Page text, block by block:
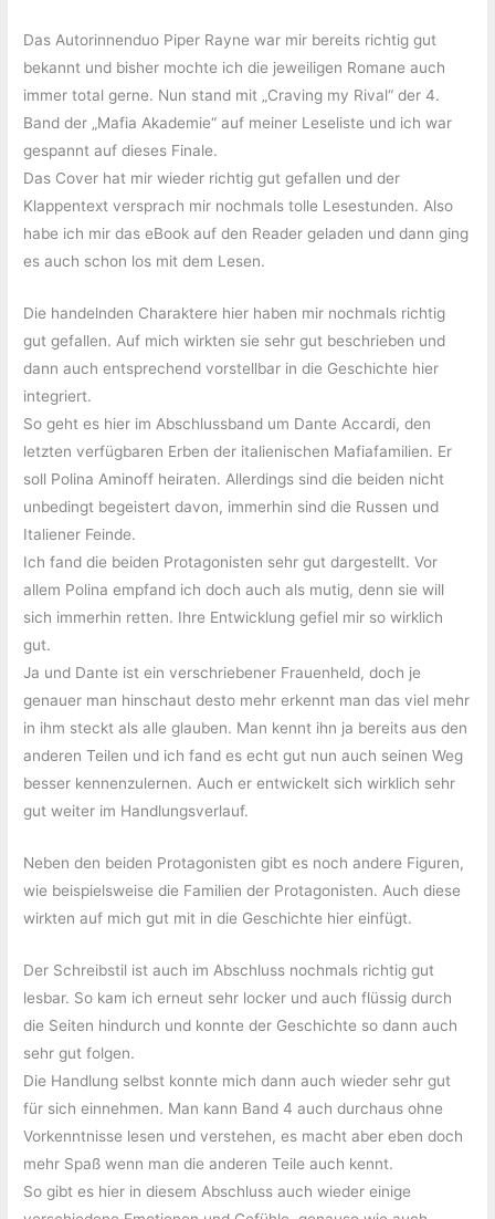
Das Autorinnenduo Piper Rayne war mir bereits richtig gut
bekannt und bisher mochte ich die jeweiligen Romane auch
immer total gerne. Nun stand mit „Craving my Rival“ der 4.
Band der „Mafia Akademie“ auf meiner Leseliste und ich war
gespannt auf dieses Finale.
Das Cover hat mir wieder richtig gut gefallen und der
Klappentext versprach mir nochmals tolle Lesestunden. Also
habe ich mir das eBook auf den Reader geladen und dann ging
es auch schon los mit dem Lesen.
Die handelnden Charaktere hier haben mir nochmals richtig
gut gefallen. Auf mich wirkten sie sehr gut beschrieben und
dann auch entsprechend vorstellbar in die Geschichte hier
integriert.
So geht es hier im Abschlussband um Dante Accardi, den
letzten verfügbaren Erben der italienischen Mafiafamilien. Er
soll Polina Aminoff heiraten. Allerdings sind die beiden nicht
unbedingt begeistert davon, immerhin sind die Russen und
Italiener Feinde.
Ich fand die beiden Protagonisten sehr gut dargestellt. Vor
allem Polina empfand ich doch auch als mutig, denn sie will
sich immerhin retten. Ihre Entwicklung gefiel mir so wirklich
gut.
Ja und Dante ist ein verschriebener Frauenheld, doch je
genauer man hinschaut desto mehr erkennt man das viel mehr
in ihm steckt als alle glauben. Man kennt ihn ja bereits aus den
anderen Teilen und ich fand es echt gut nun auch seinen Weg
besser kennenzulernen. Auch er entwickelt sich wirklich sehr
gut weiter im Handlungsverlauf.
Neben den beiden Protagonisten gibt es noch andere Figuren,
wie beispielsweise die Familien der Protagonisten. Auch diese
wirkten auf mich gut mit in die Geschichte hier einfügt.
Der Schreibstil ist auch im Abschluss nochmals richtig gut
lesbar. So kam ich erneut sehr locker und auch flüssig durch
die Seiten hindurch und konnte der Geschichte so dann auch
sehr gut folgen.
Die Handlung selbst konnte mich dann auch wieder sehr gut
für sich einnehmen. Man kann Band 4 auch durchaus ohne
Vorkenntnisse lesen und verstehen, es macht aber eben doch
mehr Spaß wenn man die anderen Teile auch kennt.
So gibt es hier in diesem Abschluss auch wieder einige